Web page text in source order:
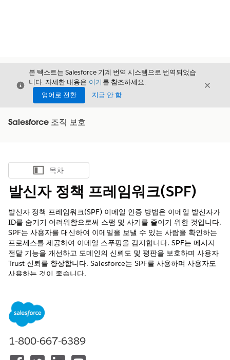
닫기
본 텍스트는 Salesforce 기계 번역 시스템으로 번역되었습
니다. 자세한 내용은 여기 를 참조하세요.
영어로 전환
지금 안 함
닫기
Salesforce 조직 보호
목차 표시
목차
발신자 정책 프레임워크(SPF)
발신자 정책 프레임워크(SPF) 이메일 인증 방법은 이메일 발신자가
ID를 숨기기 어려워함으로써 스팸 및 사기를 줄이기 위한 것입니다.
SPF는 사용자를 대신하여 이메일을 보낼 수 있는 사람을 확인하는
프로세스를 제공하여 이메일 스푸핑을 감지합니다. SPF는 메시지
전달 기능을 개선하고 도메인의 신뢰도 및 평판을 보호하며 사용자
Trust 신뢰를 향상합니다. Salesforce는 SPF를 사용하며 사용자도
사용하는 것이 좋습니다.
Database.com
사람" 주소가 포함되어 있습니다. 주소의 머리글은 이메일의 "보낸
사람:" 필드에 있으며 모든 사용자에게 표시됩니다. 주소의 봉투는
1-800-667-6389